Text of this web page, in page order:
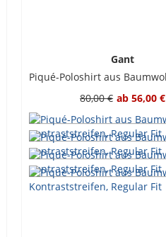
Gant
80,00 € ab 56,00 €